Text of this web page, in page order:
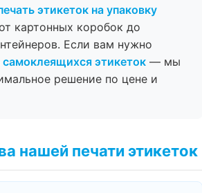
этикеток на упаковку
картонных коробок до
Если вам нужно
самоклеящихся этикеток — мы
решение по цене и
нашей печати этикеток